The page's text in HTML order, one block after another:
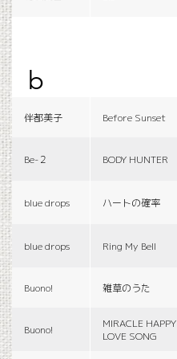
b
伴都美子 Before Sunset
Be-２ BODY HUNTER
blue drops ハートの確率
blue drops Ring My Bell
Buono! 雑草のうた
Buono!
MIRACLE HAPPY
LOVE SONG